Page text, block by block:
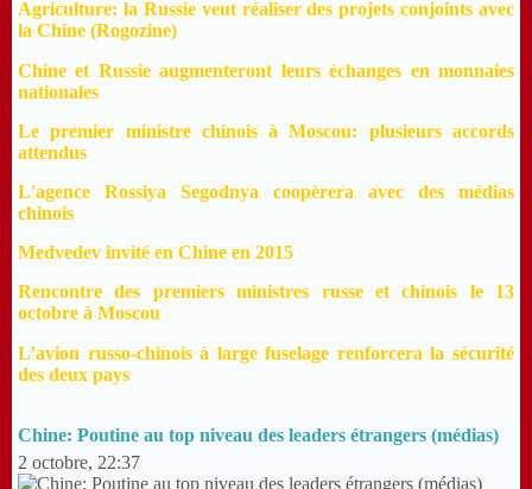
Agriculture: la Russie veut réaliser des projets conjoints avec
la Chine (Rogozine)
Chine et Russie augmenteront leurs échanges en monnaies
nationales
Le premier ministre chinois à Moscou: plusieurs accords
attendus
L'agence Rossiya Segodnya coopèrera avec des médias
chinois
Medvedev invité en Chine en 2015
Rencontre des premiers ministres russe et chinois le 13
octobre à Moscou
L’avion russo-chinois à large fuselage renforcera la sécurité
des deux pays
Chine: Poutine au top niveau des leaders étrangers (médias)
2 octobre, 22:37